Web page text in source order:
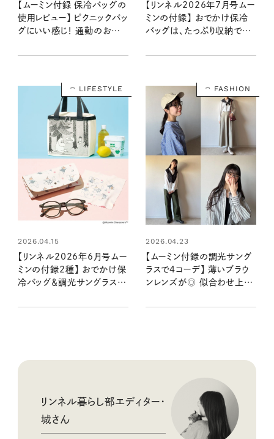
【ムーミン付録 保冷バッグの
使用レビュー】 ピクニックバッ
グにいい感じ！ 通勤のお弁
いろいろ使えます！
【リンネル2026年7月号ムー
ミンの付録】 おでかけ保冷
バッグは、たっぷり収納でき
ネル2026年7月号
LIFESTYLE
2026.04.15
【リンネル2026年6月号ムー
ミンの付録2種】 おでかけ保
冷バッグ＆調光サングラスが
ンネル2026年7月号
FASHION
2026.04.23
【ムーミン付録の調光サング
ラスで4コーデ】 薄いブラウ
ンレンズが◎ 似合わせ上手
けスタイル
リンネル暮らし部エディター・
城さん